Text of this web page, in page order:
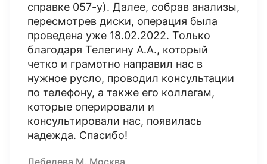
справке 057-у). Далее, собрав анализы,
пересмотрев диски, операция была
проведена уже 18.02.2022. Только
благодаря Телегину А.А., который
четко и грамотно направил нас в
нужное русло, проводил консультации
по телефону, а также его коллегам,
которые оперировали и
консультировали нас, появилась
надежда. Спасибо!
Лебедева М. Москва